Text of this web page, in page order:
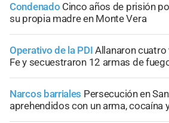
Condenado Cinco años de prisión
su propia madre en Monte Vera
Operativo de la PDI Allanaron cuatro
Fe y secuestraron 12 armas de
Narcos barriales Persecución en
aprehendidos con un arma, cocaína